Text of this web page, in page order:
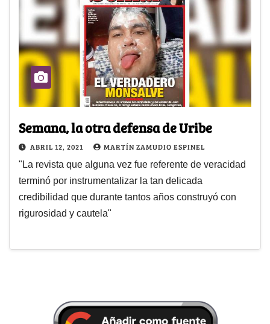
Semana, la otra defensa de Uribe
ABRIL 12, 2021 MARTÍN ZAMUDIO ESPINEL
"La revista que alguna vez fue referente de veracidad
terminó por instrumentalizar la tan delicada
credibilidad que durante tantos años construyó con
rigurosidad y cautela"